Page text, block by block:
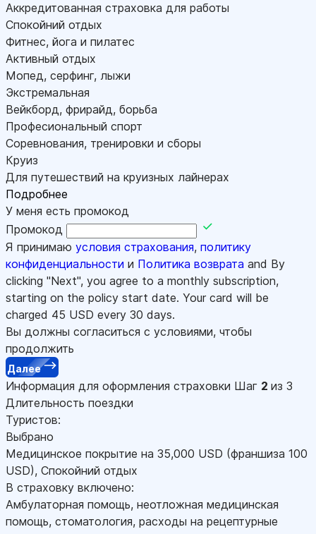
Аккредитованная страховка для работы
Спокойний отдых
Фитнес, йога и пилатес
Активный отдых
Мопед, серфинг, лыжи
Экстремальная
Вейкборд, фрирайд, борьба
Професиональный спорт
Соревнования, тренировки и сборы
Круиз
Для путешествий на круизных лайнерах
Подробнее
У меня есть промокод
Промокод
Я принимаю условия страхования, политику
конфиденциальности и Политика возврата and By
clicking "Next", you agree to a monthly subscription,
starting on the policy start date. Your card will be
charged 45 USD every 30 days.
Вы должны согласиться с условиями, чтобы
продолжить
Далее
Информация для оформления страховки Шаг 2 из 3
Длительность поездки
Туристов:
Выбрано
Медицинское покрытие на 35,000 USD (франшиза 100
USD), Спокойний отдых
В страховку включено:
Амбулаторная помощь, неотложная медицинская
помощь, стоматология, расходы на рецептурные